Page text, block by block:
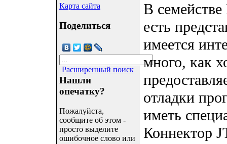
Карта сайта
Поделиться
Расширенный поиск
Нашли
опечатку?
Пожалуйста,
сообщите об этом -
просто выделите
ошибочное слово или
В
есть
имеется
много, как
отладки
иметь
Коннектор